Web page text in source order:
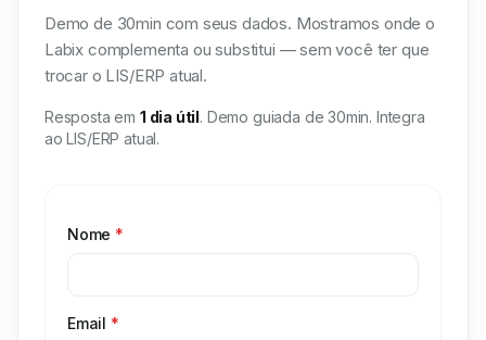
Demo de 30min com seus dados. Mostramos onde o
Labix complementa ou substitui — sem você ter que
trocar o LIS/ERP atual.
Resposta em 1 dia útil. Demo guiada de 30min. Integra
ao LIS/ERP atual.
Nome *
Email *